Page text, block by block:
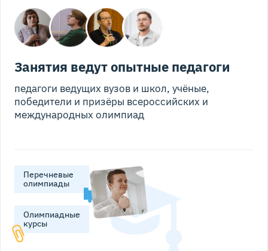
Занятия ведут опытные педагоги
педагоги ведущих вузов и школ, учёные,
победители и призёры всероссийских и
международных олимпиад
Перечневые
олимпиады
Олимпиадные
курсы